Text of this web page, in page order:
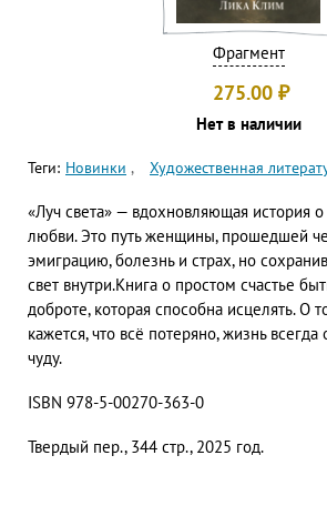
Фрагмент
275.00 ₽
Нет в наличии
Теги: Новинки Художественная
«Луч света» — вдохновляющая история
любви. Это путь женщины, прошедшей
эмиграцию, болезнь и страх, но
свет внутри.Книга о простом счастье
доброте, которая способна исцелять. О
кажется, что всё потеряно, жизнь всегда
чуду.
ISBN 978-5-00270-363-0
Твердый пер., 344 стр., 2025 год.